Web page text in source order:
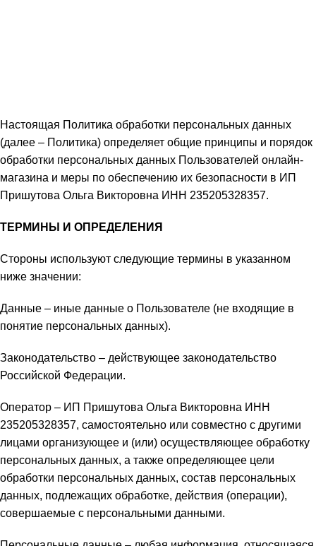
Настоящая Политика обработки персональных данных
(далее – Политика) определяет общие принципы и порядок
обработки персональных данных Пользователей онлайн-
магазина и меры по обеспечению их безопасности в ИП
Пришутова Ольга Викторовна ИНН 235205328357.
ТЕРМИНЫ И ОПРЕДЕЛЕНИЯ
Стороны используют следующие термины в указанном
ниже значении:
Данные – иные данные о Пользователе (не входящие в
понятие персональных данных).
Законодательство – действующее законодательство
Российской Федерации.
Оператор – ИП Пришутова Ольга Викторовна ИНН
235205328357, самостоятельно или совместно с другими
лицами организующее и (или) осуществляющее обработку
персональных данных, а также определяющее цели
обработки персональных данных, состав персональных
данных, подлежащих обработке, действия (операции),
совершаемые с персональными данными.